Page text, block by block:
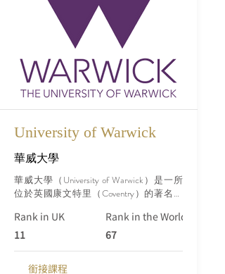
University of Warwick
華威大學
華威大學（University of Warwick）是一所
位於英國康文特里（Coventry）的著名公
立以來，已成為英國頂尖的高等教育機構
之一。華威大學以其卓越的學術聲譽、研
Rank in UK
Rank in the World (Qs)
11
67
銜接課程